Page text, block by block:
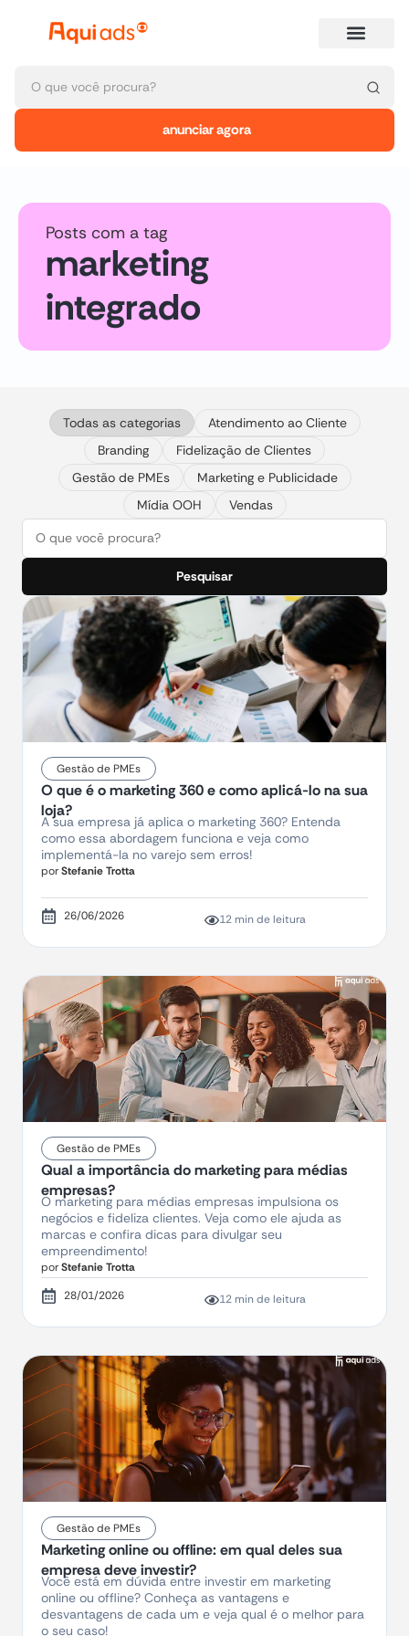
anunciar agora
Posts com a tag
marketing
integrado
Todas as categorias
Atendimento ao Cliente
Branding
Fidelização de Clientes
Gestão de PMEs
Marketing e Publicidade
Mídia OOH
Vendas
Pesquisar
Gestão de PMEs
O que é o marketing 360 e como aplicá-lo na sua
loja?
A sua empresa já aplica o marketing 360? Entenda
como essa abordagem funciona e veja como
implementá-la no varejo sem erros!
porStefanie Trotta
26/06/2026 12 min de leitura
Gestão de PMEs
Qual a importância do marketing para médias
empresas?
O marketing para médias empresas impulsiona os
negócios e fideliza clientes. Veja como ele ajuda as
marcas e confira dicas para divulgar seu
empreendimento!
porStefanie Trotta
28/01/2026
12 min de leitura
Gestão de PMEs
Marketing online ou offline: em qual deles sua
empresa deve investir?
Você está em dúvida entre investir em marketing
online ou offline? Conheça as vantagens e
desvantagens de cada um e veja qual é o melhor para
o seu caso!